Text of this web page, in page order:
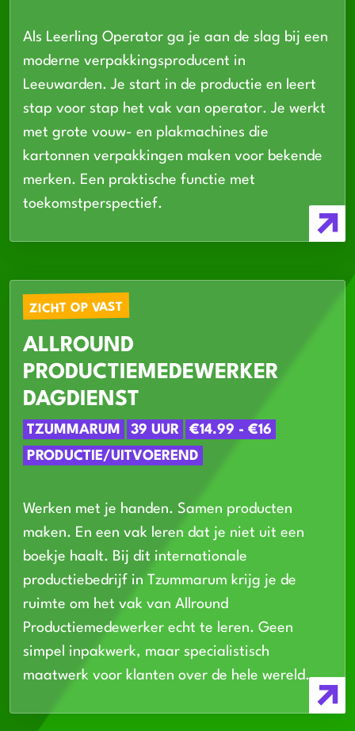
Als Leerling Operator ga je aan de slag bij een
moderne verpakkingsproducent in
Leeuwarden. Je start in de productie en leert
stap voor stap het vak van operator. Je werkt
met grote vouw- en plakmachines die
kartonnen verpakkingen maken voor bekende
merken. Een praktische functie met
toekomstperspectief.
ZICHT OP VAST
ALLROUND
PRODUCTIEMEDEWERKER
DAGDIENST
TZUMMARUM 39 UUR
€14.99 - €16
PRODUCTIE/UITVOEREND
Werken met je handen. Samen producten
maken. En een vak leren dat je niet uit een
boekje haalt. Bij dit internationale
productiebedrijf in Tzummarum krijg je de
ruimte om het vak van Allround
Productiemedewerker echt te leren. Geen
simpel inpakwerk, maar specialistisch
maatwerk voor klanten over de hele wereld.